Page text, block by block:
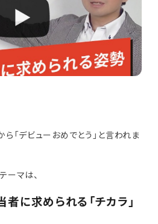
ら「デビューおめでとう」と言われま
ーマは、
に求められる「チカラ」